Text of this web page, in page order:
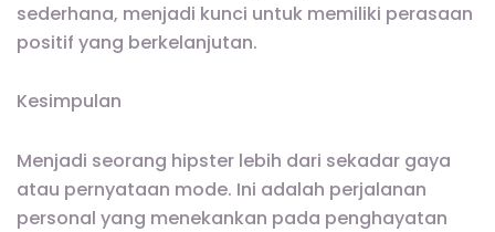
sederhana, menjadi kunci untuk memiliki perasaan
positif yang berkelanjutan.
Kesimpulan
Menjadi seorang hipster lebih dari sekadar gaya
atau pernyataan mode. Ini adalah perjalanan
personal yang menekankan pada penghayatan